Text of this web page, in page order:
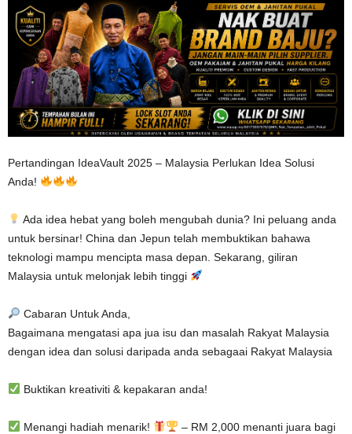
Pertandingan IdeaVault 2025 – Malaysia Perlukan Idea Solusi
Anda!
Ada idea hebat yang boleh mengubah dunia? Ini peluang anda
untuk bersinar! China dan Jepun telah membuktikan bahawa
teknologi mampu mencipta masa depan. Sekarang, giliran
Malaysia untuk melonjak lebih tinggi
Cabaran Untuk Anda,
Bagaimana mengatasi apa jua isu dan masalah Rakyat Malaysia
dengan idea dan solusi daripada anda sebagaai Rakyat Malaysia
Buktikan kreativiti & kepakaran anda!
Menangi hadiah menarik!
– RM 2,000 menanti juara bagi